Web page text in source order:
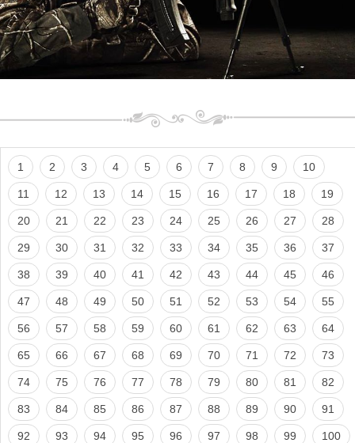
1 2 3 4 5 6 7 8 9 10
11 12 13 14 15 16 17 18 19
20 21 22 23 24 25 26 27 28
29 30 31 32 33 34 35 36 37
38 39 40 41 42 43 44 45 46
47 48 49 50 51 52 53 54 55
56 57 58 59 60 61 62 63 64
65 66 67 68 69 70 71 72 73
74 75 76 77 78 79 80 81 82
83 84 85 86 87 88 89 90 91
92 93 94 95 96 97 98 99 100